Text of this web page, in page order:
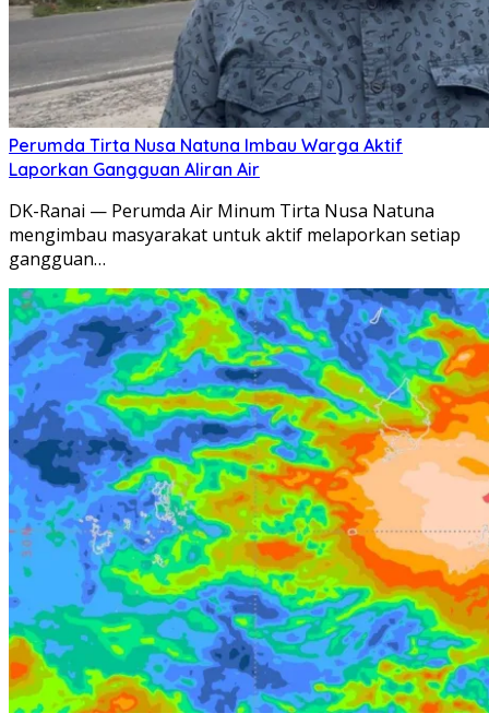
Perumda Tirta Nusa Natuna Imbau Warga Aktif
Laporkan Gangguan Aliran Air
DK-Ranai — Perumda Air Minum Tirta Nusa Natuna
mengimbau masyarakat untuk aktif melaporkan setiap
gangguan…